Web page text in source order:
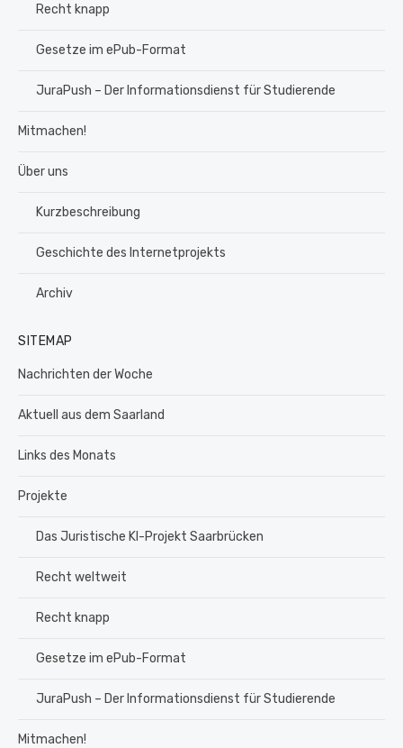
Recht knapp
Gesetze im ePub-Format
JuraPush – Der Informationsdienst für Studierende
Mitmachen!
Über uns
Kurzbeschreibung
Geschichte des Internetprojekts
Archiv
SITEMAP
Nachrichten der Woche
Aktuell aus dem Saarland
Links des Monats
Projekte
Das Juristische KI-Projekt Saarbrücken
Recht weltweit
Recht knapp
Gesetze im ePub-Format
JuraPush – Der Informationsdienst für Studierende
Mitmachen!